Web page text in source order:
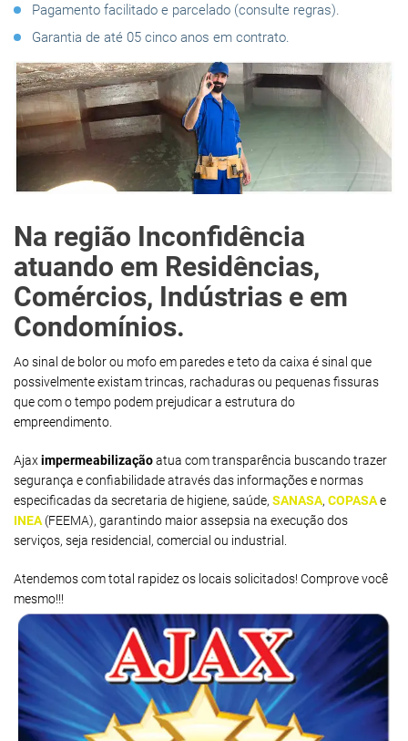
Pagamento facilitado e parcelado (consulte regras).
Garantia de até 05 cinco anos em contrato.
Na região Inconfidência
atuando em Residências,
Comércios, Indústrias e em
Condomínios.
Ao sinal de bolor ou mofo em paredes e teto da caixa é sinal que
possivelmente existam trincas, rachaduras ou pequenas fissuras
que com o tempo podem prejudicar a estrutura do
empreendimento.
Ajaximpermeabilizaçãoatua com transparência buscando trazer
segurança e confiabilidade através das informações e normas
especificadas da secretaria de higiene, saúde, SANASA, COPASAe
INEA (FEEMA), garantindo maior assepsia na execução dos
serviços, seja residencial, comercial ou industrial.
Atendemos com total rapidez os locais solicitados! Comprove você
mesmo!!!